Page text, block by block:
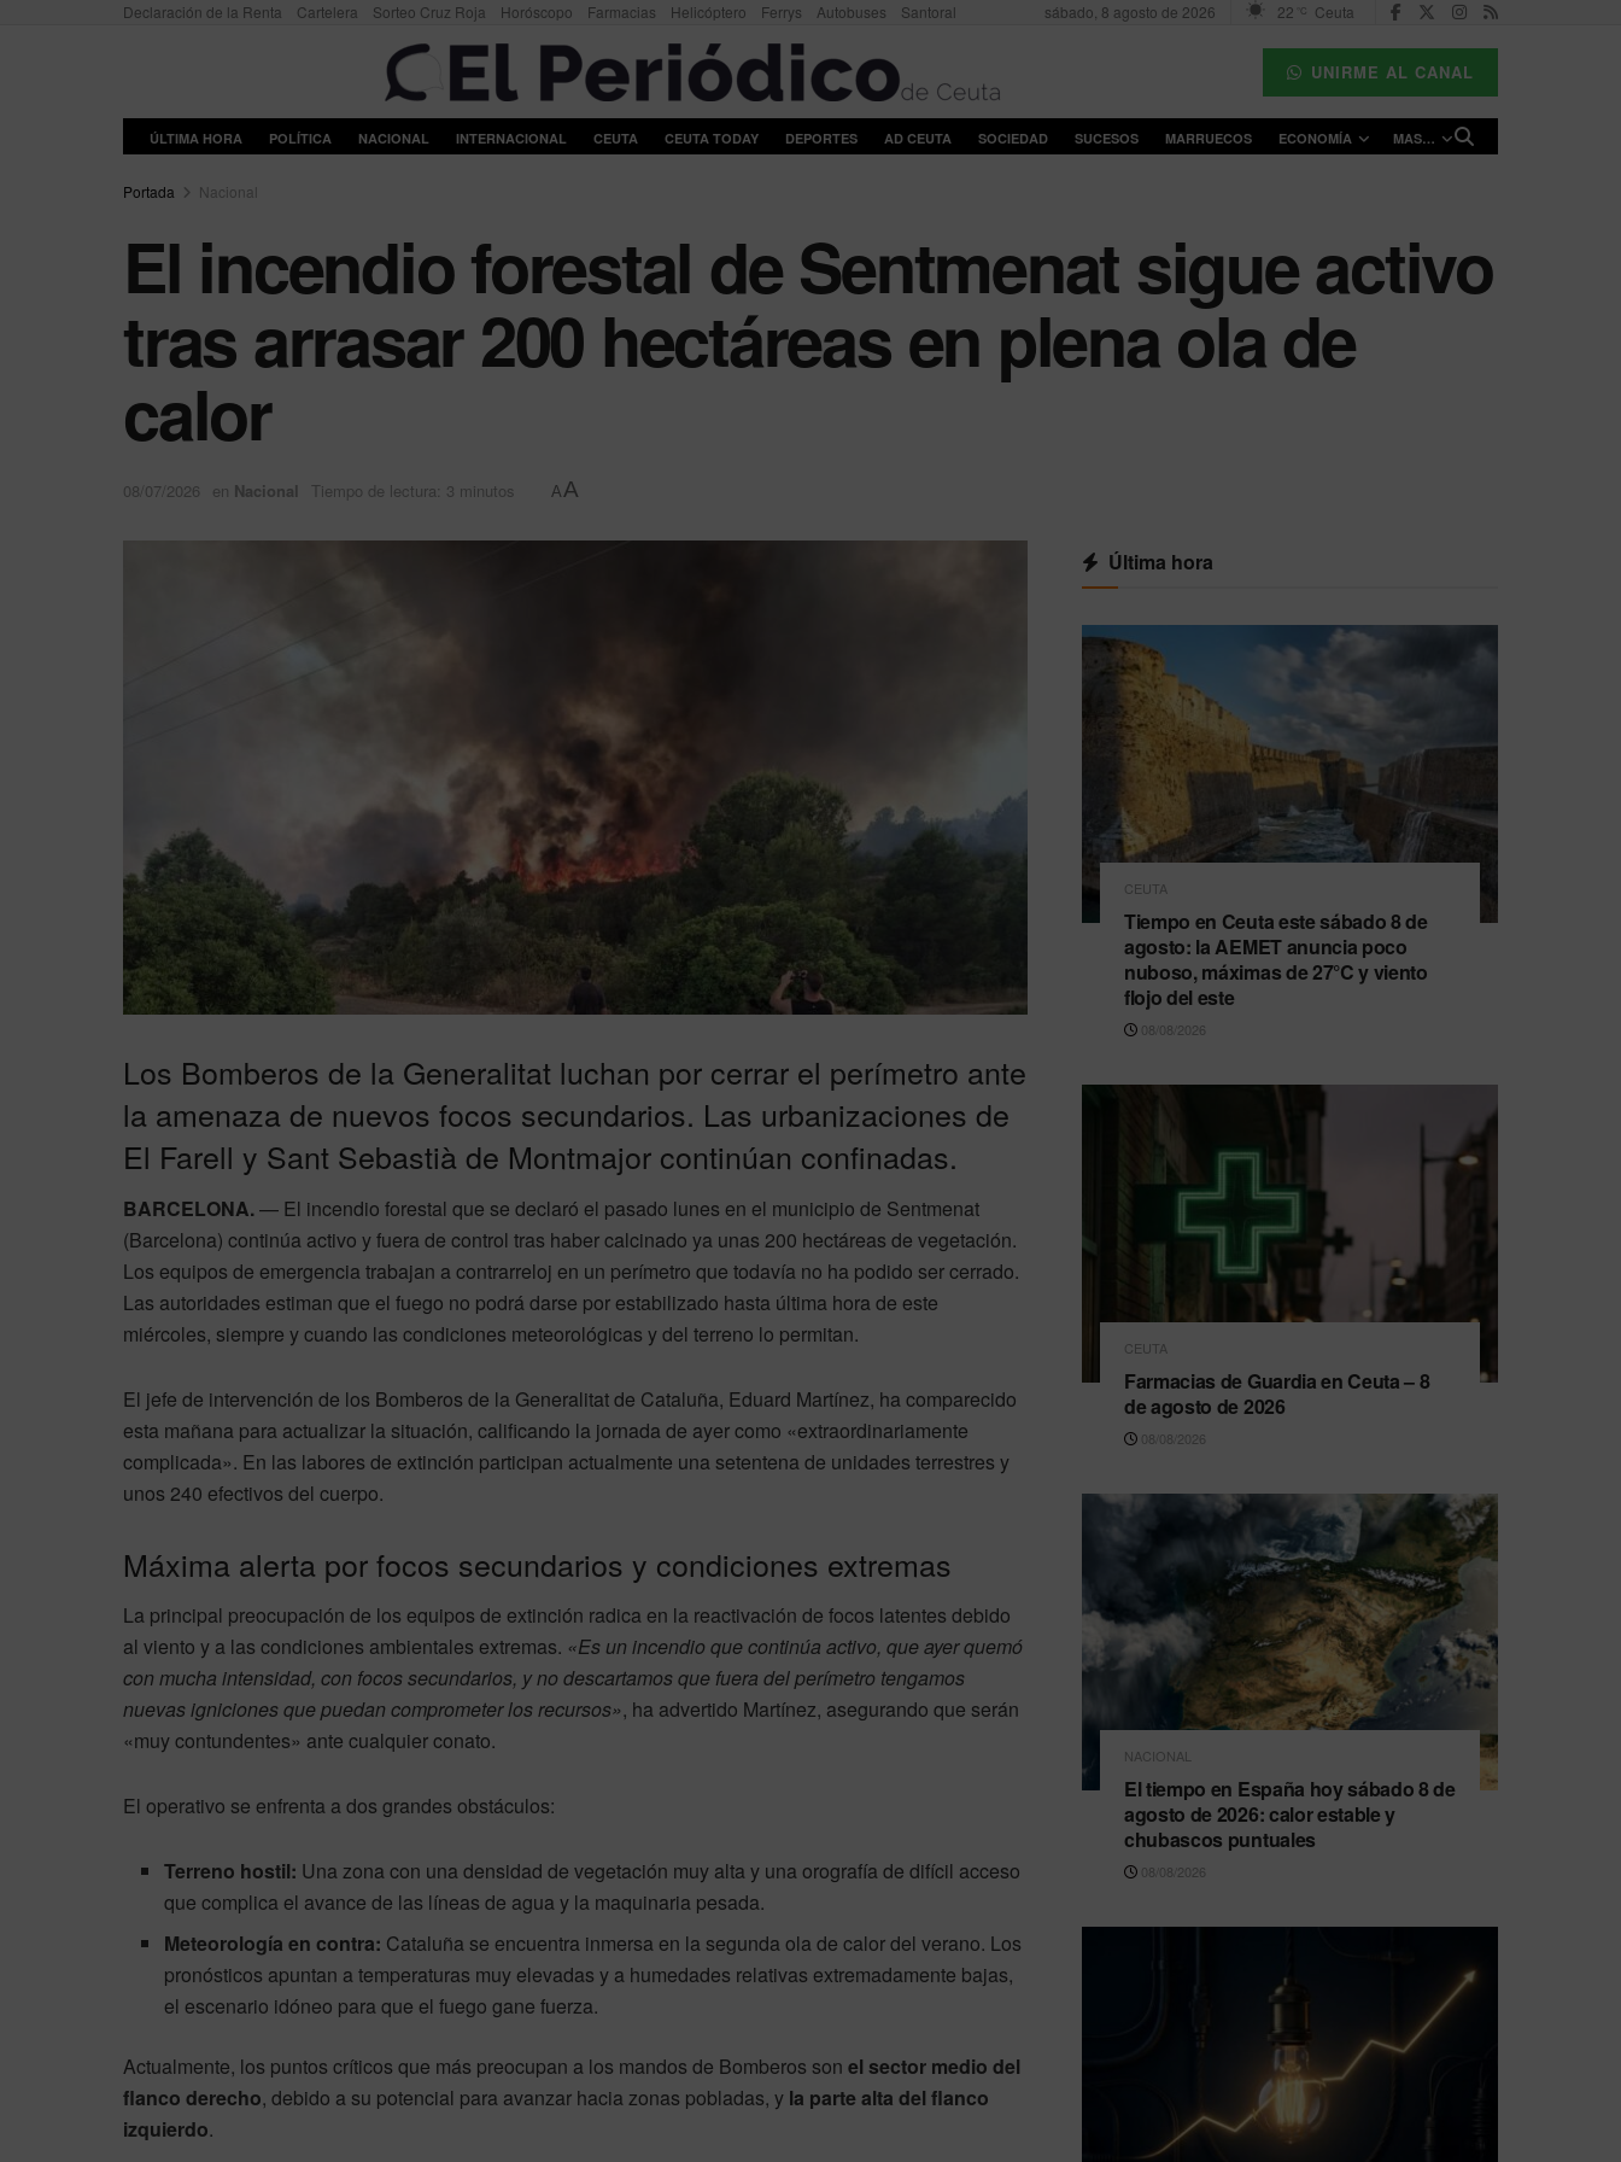
Declaración de la Renta Cartelera Sorteo Cruz Roja Horóscopo Farmacias Helicóptero Ferrys Autobuses Santoral sábado, 8 agosto de 2026 22 °C Ceuta
UNIRME AL CANAL
ÚLTIMA HORA POLÍTICA NACIONAL INTERNACIONAL CEUTA CEUTA TODAY DEPORTES AD CEUTA SOCIEDAD SUCESOS MARRUECOS ECONOMÍA MAS…
Portada Nacional
El incendio forestal de Sentmenat sigue activo
tras arrasar 200 hectáreas en plena ola de
calor
08/07/2026 en Nacional Tiempo de lectura: 3 minutos AA
Los Bomberos de la Generalitat luchan por cerrar el perímetro ante
la amenaza de nuevos focos secundarios. Las urbanizaciones de
El Farell y Sant Sebastià de Montmajor continúan confinadas.
BARCELONA.— El incendio forestal que se declaró el pasado lunes en el municipio de Sentmenat
(Barcelona) continúa activo y fuera de control tras haber calcinado ya unas 200 hectáreas de vegetación.
Los equipos de emergencia trabajan a contrarreloj en un perímetro que todavía no ha podido ser cerrado.
Las autoridades estiman que el fuego no podrá darse por estabilizado hasta última hora de este
miércoles, siempre y cuando las condiciones meteorológicas y del terreno lo permitan.
El jefe de intervención de los Bomberos de la Generalitat de Cataluña, Eduard Martínez, ha comparecido
esta mañana para actualizar la situación, calificando la jornada de ayer como «extraordinariamente
complicada». En las labores de extinción participan actualmente una setentena de unidades terrestres y
unos 240 efectivos del cuerpo.
Máxima alerta por focos secundarios y condiciones extremas
La principal preocupación de los equipos de extinción radica en la reactivación de focos latentes debido
al viento y a las condiciones ambientales extremas. «Es un incendio que continúa activo, que ayer quemó
con mucha intensidad, con focos secundarios, y no descartamos que fuera del perímetro tengamos
nuevas igniciones que puedan comprometer los recursos», ha advertido Martínez, asegurando que serán
«muy contundentes» ante cualquier conato.
El operativo se enfrenta a dos grandes obstáculos:
Terreno hostil: Una zona con una densidad de vegetación muy alta y una orografía de difícil acceso
que complica el avance de las líneas de agua y la maquinaria pesada.
Meteorología en contra: Cataluña se encuentra inmersa en la segunda ola de calor del verano. Los
pronósticos apuntan a temperaturas muy elevadas y a humedades relativas extremadamente bajas,
el escenario idóneo para que el fuego gane fuerza.
Actualmente, los puntos críticos que más preocupan a los mandos de Bomberos son el sector medio del
flanco derecho, debido a su potencial para avanzar hacia zonas pobladas, y la parte alta del flanco
izquierdo.
Última hora
CEUTA
Tiempo en Ceuta este sábado 8 de
agosto: la AEMET anuncia poco
nuboso, máximas de 27°C y viento
flojo del este
08/08/2026
CEUTA
Farmacias de Guardia en Ceuta – 8
de agosto de 2026
08/08/2026
NACIONAL
El tiempo en España hoy sábado 8 de
agosto de 2026: calor estable y
chubascos puntuales
08/08/2026